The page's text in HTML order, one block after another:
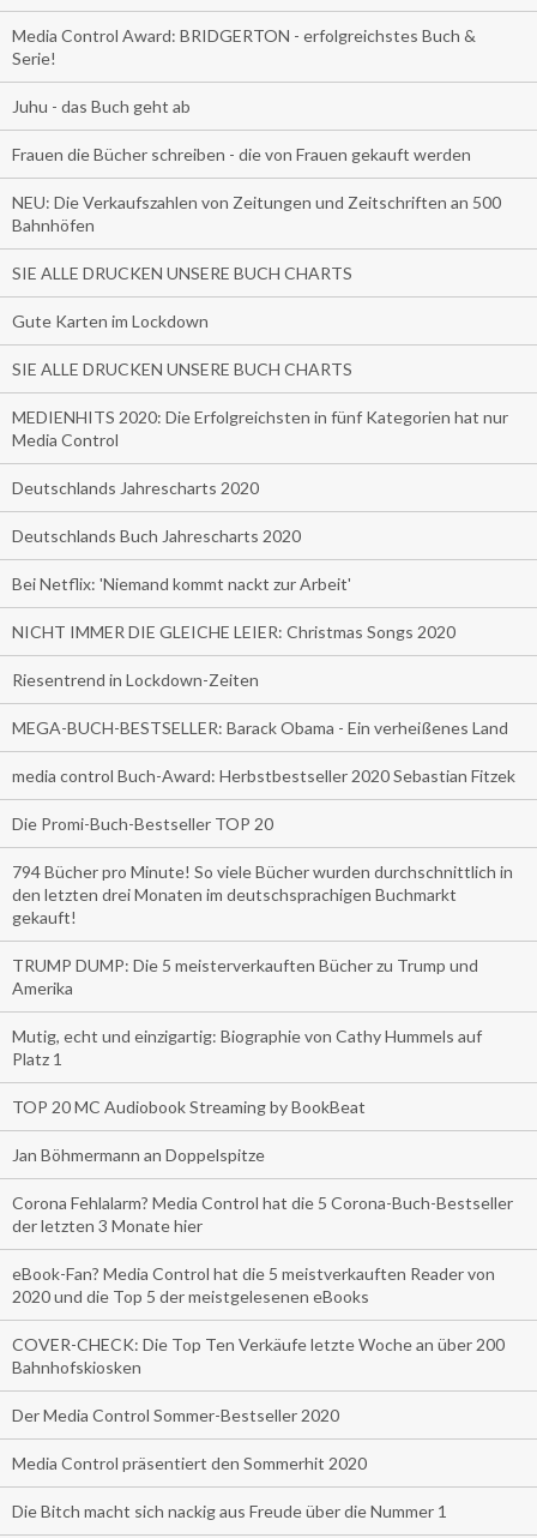
Media Control Award: BRIDGERTON - erfolgreichstes Buch &
Serie!
Juhu - das Buch geht ab
Frauen die Bücher schreiben - die von Frauen gekauft werden
NEU: Die Verkaufszahlen von Zeitungen und Zeitschriften an 500
Bahnhöfen
SIE ALLE DRUCKEN UNSERE BUCH CHARTS
Gute Karten im Lockdown
SIE ALLE DRUCKEN UNSERE BUCH CHARTS
MEDIENHITS 2020: Die Erfolgreichsten in fünf Kategorien hat nur
Media Control
Deutschlands Jahrescharts 2020
Deutschlands Buch Jahrescharts 2020
Bei Netflix: 'Niemand kommt nackt zur Arbeit'
NICHT IMMER DIE GLEICHE LEIER: Christmas Songs 2020
Riesentrend in Lockdown-Zeiten
MEGA-BUCH-BESTSELLER: Barack Obama - Ein verheißenes Land
media control Buch-Award: Herbstbestseller 2020 Sebastian Fitzek
Die Promi-Buch-Bestseller TOP 20
794 Bücher pro Minute! So viele Bücher wurden durchschnittlich in
den letzten drei Monaten im deutschsprachigen Buchmarkt
gekauft!
TRUMP DUMP: Die 5 meisterverkauften Bücher zu Trump und
Amerika
Mutig, echt und einzigartig: Biographie von Cathy Hummels auf
Platz 1
TOP 20 MC Audiobook Streaming by BookBeat
Jan Böhmermann an Doppelspitze
Corona Fehlalarm? Media Control hat die 5 Corona-Buch-Bestseller
der letzten 3 Monate hier
eBook-Fan? Media Control hat die 5 meistverkauften Reader von
2020 und die Top 5 der meistgelesenen eBooks
COVER-CHECK: Die Top Ten Verkäufe letzte Woche an über 200
Bahnhofskiosken
Der Media Control Sommer-Bestseller 2020
Media Control präsentiert den Sommerhit 2020
Die Bitch macht sich nackig aus Freude über die Nummer 1